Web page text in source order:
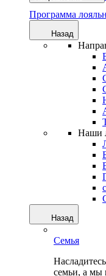
Программа
Назад
Наши
Назад
Семья
семьи, а мы